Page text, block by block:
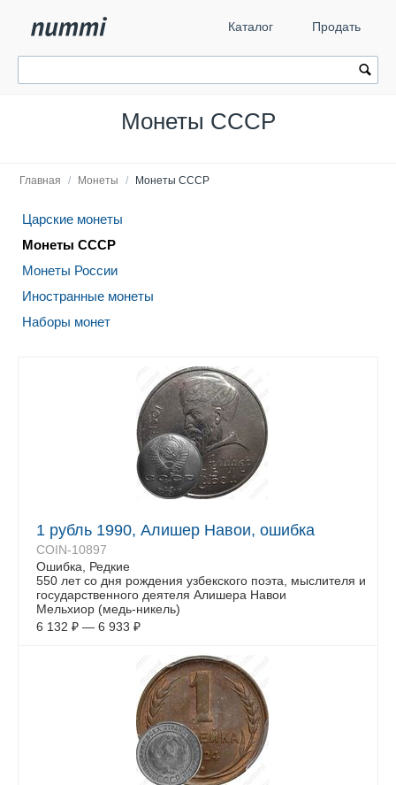
Каталог Продать
Монеты СССР
Главная / Монеты / Монеты СССР
Царские монеты
Монеты СССР
Монеты России
Иностранные монеты
Наборы монет
1 рубль 1990, Алишер Навои, ошибка
COIN-10897
Ошибка, Редкие
550 лет со дня рождения узбекского поэта, мыслителя и
государственного деятеля Алишера Навои
Мельхиор (медь-никель)
6 132 ₽ — 6 933 ₽